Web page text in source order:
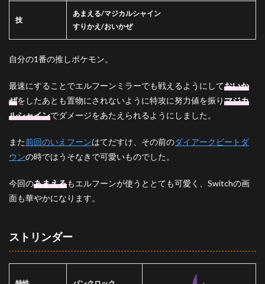
のト
リッ
ーム
4.7
対エ
ーン
スバ
5
さい
6
パー
ティ
作成
技
あまえる/マジカルシャイン
すりかえ/おいかぜ
自分の1番の推しポケモン。
最速にすることでエルフーンミラーでも戦えるようにしておいか
ぜをしたあとも置物にされないように特攻に努力値を振りマジカ
ルシャインでダメージをあたえられるようにしました。
また前回のいえフーンはてだすけ、その前のダイアークビートダ
ウンの時ではうそなきで可愛いものでした。
今回のあまえるもエルフーンが使うととても可愛く、Switchの画
面も華やかになります。
ストリンダー